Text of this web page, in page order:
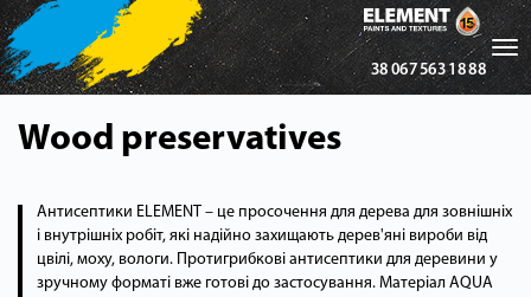
38 067 563 18 88
Wood preservatives
Антисептики ELEMENT – це просочення для дерева для зовнішніх
і внутрішніх робіт, які надійно захищають дерев'яні вироби від
цвілі, моху, вологи. Протигрибкові антисептики для деревини у
зручному форматі вже готові до застосування. Матеріал AQUA